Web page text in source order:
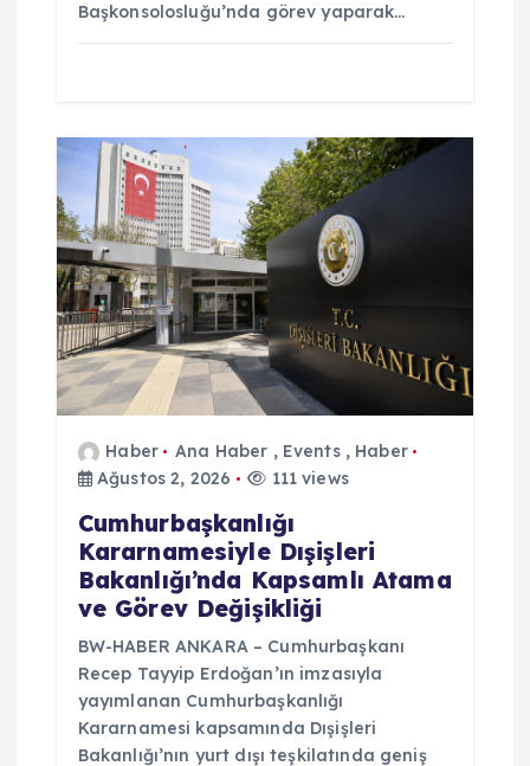
Başkonsolosluğu’nda görev yaparak…
Haber Ana Haber , Events, Haber
Ağustos 2, 2026
111 views
Cumhurbaşkanlığı
Kararnamesiyle Dışişleri
Bakanlığı’nda Kapsamlı Atama
ve Görev Değişikliği
BW-HABER ANKARA – Cumhurbaşkanı
Recep Tayyip Erdoğan’ın imzasıyla
yayımlanan Cumhurbaşkanlığı
Kararnamesi kapsamında Dışişleri
Bakanlığı’nın yurt dışı teşkilatında geniş